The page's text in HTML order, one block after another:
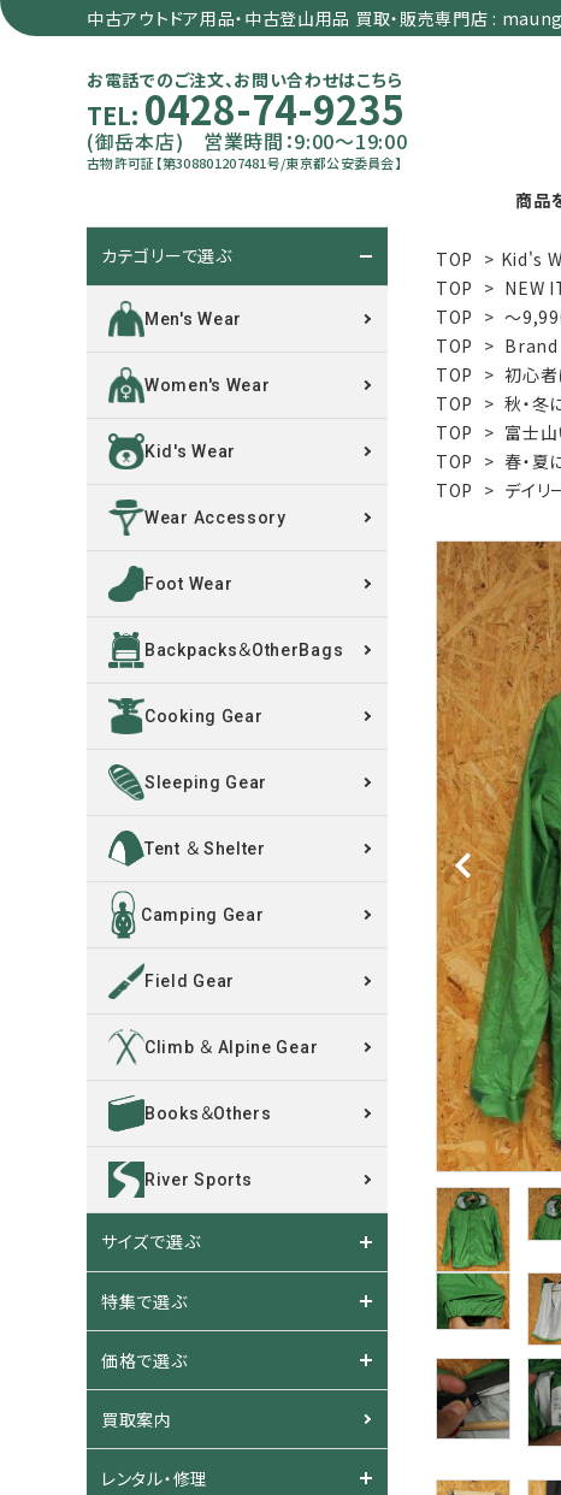
中古アウトドア用品・中古登山用品 買取・販売専門店 :
お電話でのご注文、お問い合わせはこちら
TEL: 0428-74-9235
(御岳本店) 営業時間：9:00～19:00
古物許可証【第308801207481号/東京都公安委員会】
商品
レンタル・修理
INFORMATION
ACCOUNT MENU
ようこそ ゲスト 様
ログイン
TOP > Kid's
TOP > NEW
TOP > ～
TOP > Brand
TOP > 初心者
TOP > 秋・冬
TOP > 富士山
TOP > 春・夏
TOP > デイリ
カテゴリーで選ぶ
Men's Wear
Women's Wear
Kid's Wear
Wear Accessory
Foot Wear
Backpacks＆OtherBags
Cooking Gear
Sleeping Gear
Tent ＆ Shelter
Camping Gear
Field Gear
Climb ＆ Alpine Gear
Books＆Others
River Sports
サイズで選ぶ
特集で選ぶ
価格で選ぶ
買取案内
レンタル・修理